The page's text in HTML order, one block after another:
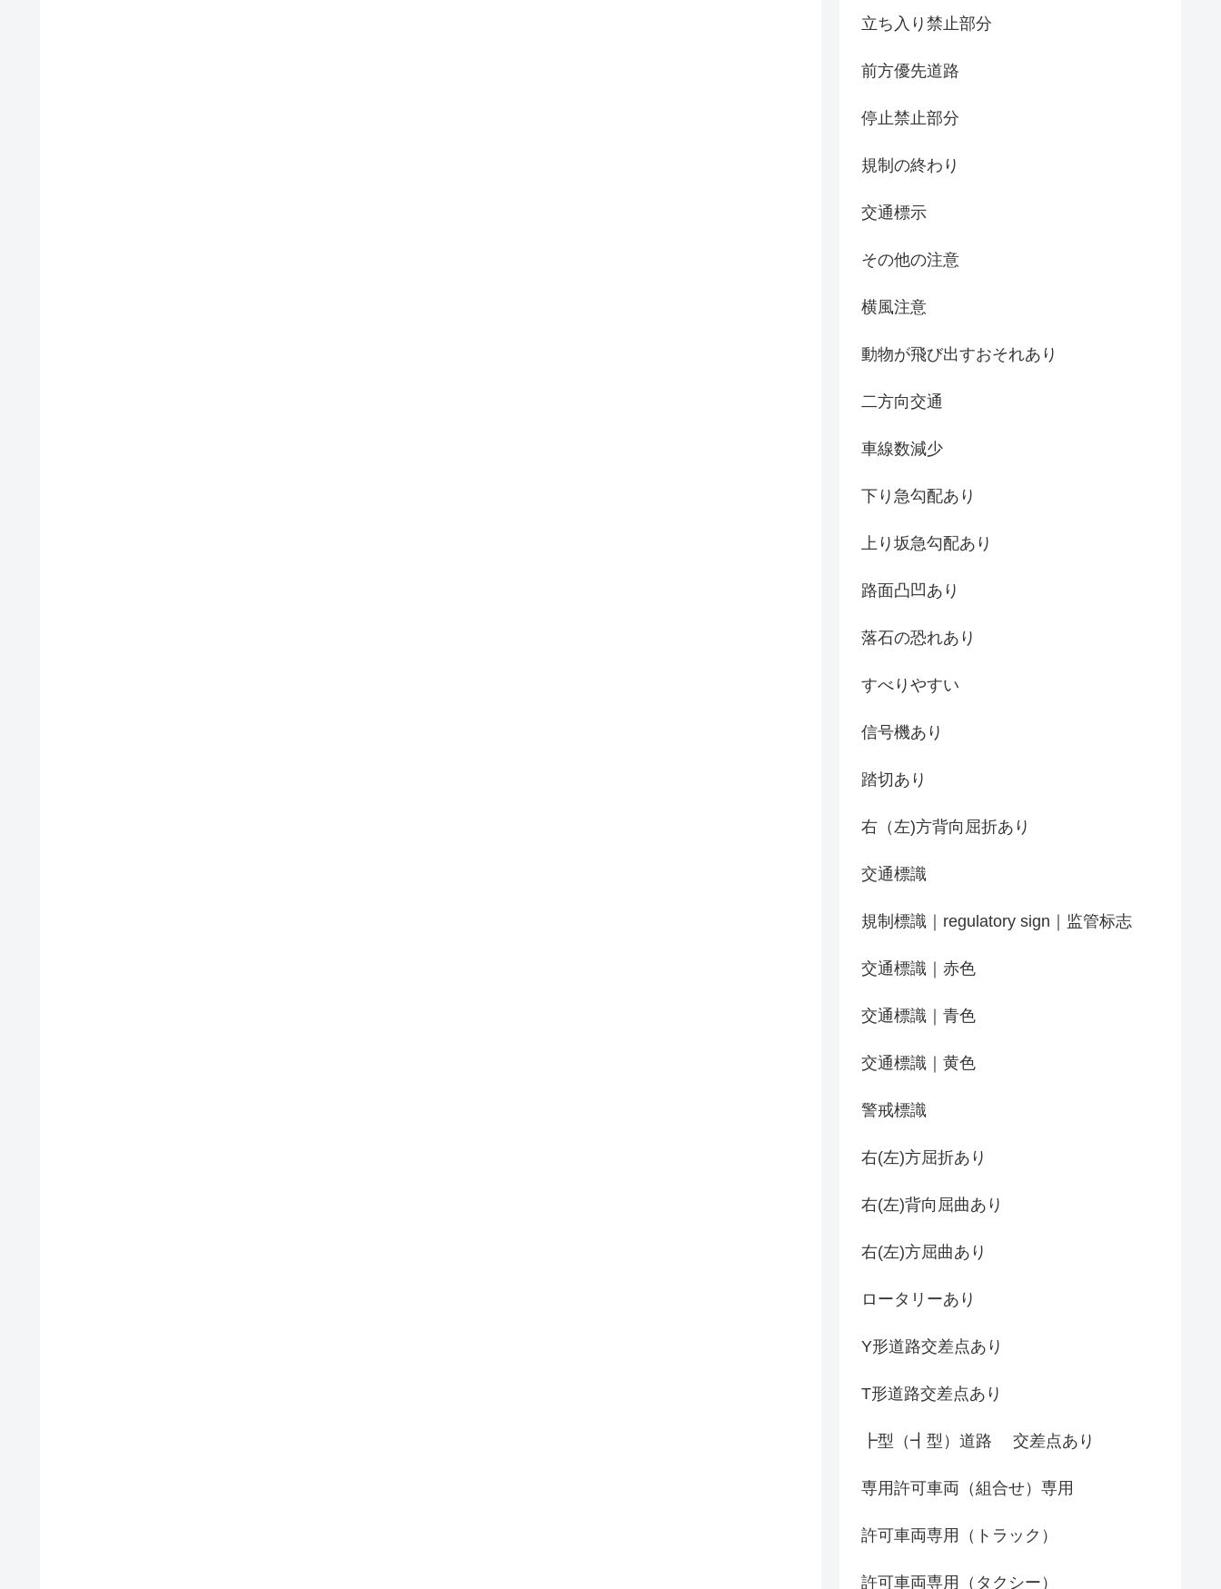
立ち入り禁止部分
前方優先道路
停止禁止部分
規制の終わり
交通標示
その他の注意
横風注意
動物が飛び出すおそれあり
二方向交通
車線数減少
下り急勾配あり
上り坂急勾配あり
路面凸凹あり
落石の恐れあり
すべりやすい
信号機あり
踏切あり
右（左)方背向屈折あり
交通標識
規制標識｜regulatory sign｜监管标志
交通標識｜赤色
交通標識｜青色
交通標識｜黄色
警戒標識
右(左)方屈折あり
右(左)背向屈曲あり
右(左)方屈曲あり
ロータリーあり
Y形道路交差点あり
T形道路交差点あり
┣型（┫型）道路 交差点あり
専用許可車両（組合せ）専用
許可車両専用（トラック）
許可車両専用（タクシー）